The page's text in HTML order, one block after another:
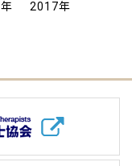
年 2017年